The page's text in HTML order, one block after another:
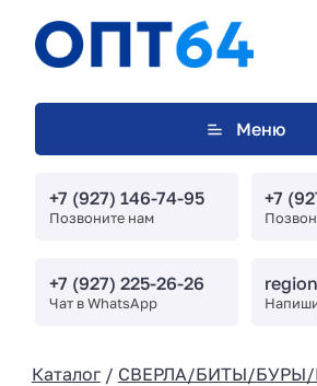
Меню
+7 (927) 146-74-95
Позвоните нам
+7
+7 (927) 225-26-26
Чат в WhatsApp
Каталог/ СВЕРЛА/БИТЫ/